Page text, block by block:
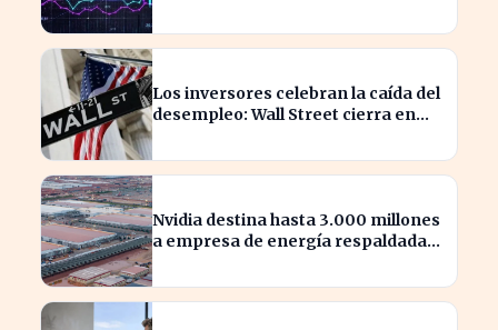
Los inversores celebran la caída del
desempleo: Wall Street cierra en
Nvidia destina hasta 3.000 millones
a empresa de energía respaldada